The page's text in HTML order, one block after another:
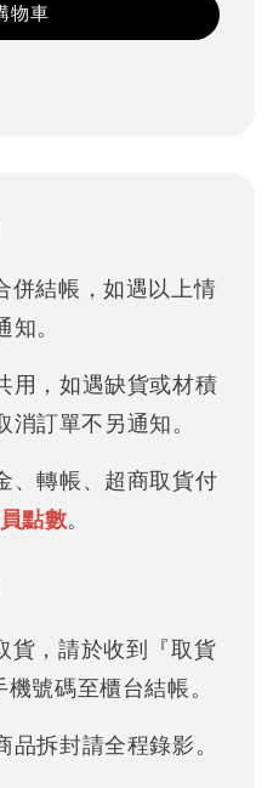
物車
併結帳，如遇以上情
。
用，如遇缺貨或材積
訂單不另通知。
、轉帳、超商取貨付
點數。
貨，請於收到『取貨
號碼至櫃台結帳。
拆封請全程錄影。